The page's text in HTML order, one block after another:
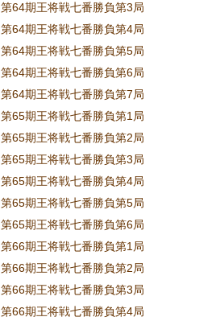
第64期王将戦七番勝負第3局
第64期王将戦七番勝負第4局
第64期王将戦七番勝負第5局
第64期王将戦七番勝負第6局
第64期王将戦七番勝負第7局
第65期王将戦七番勝負第1局
第65期王将戦七番勝負第2局
第65期王将戦七番勝負第3局
第65期王将戦七番勝負第4局
第65期王将戦七番勝負第5局
第65期王将戦七番勝負第6局
第66期王将戦七番勝負第1局
第66期王将戦七番勝負第2局
第66期王将戦七番勝負第3局
第66期王将戦七番勝負第4局